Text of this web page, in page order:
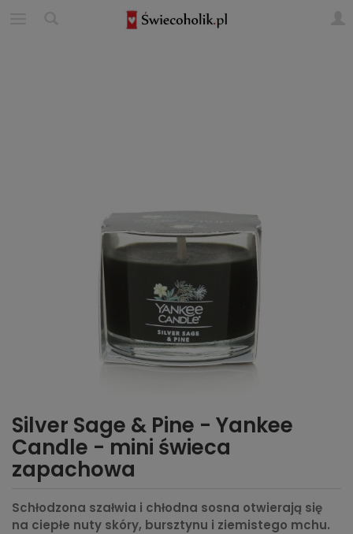
Silver Sage & Pine - Yankee
Candle - mini świeca
zapachowa
Schłodzona szałwia i chłodna sosna otwierają się
na ciepłe nuty skóry, bursztynu i ziemistego mchu.